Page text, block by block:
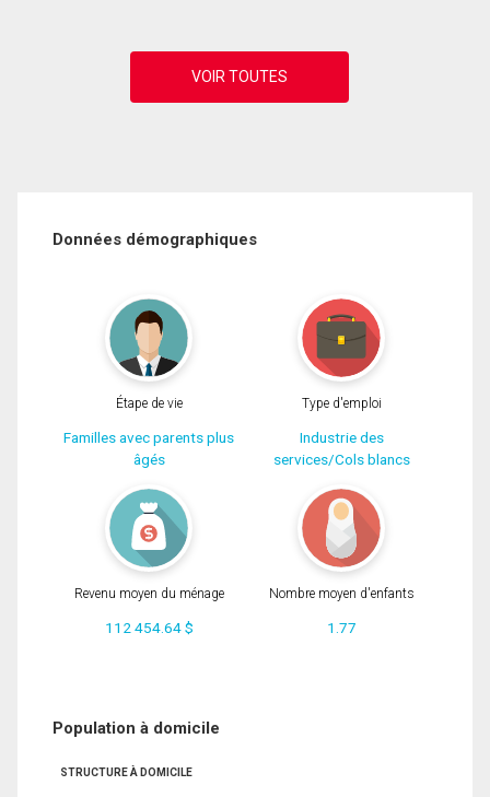
Données démographiques
Étape de vie
Familles avec parents plus
âgés
Type d'emploi
Industrie des
services/Cols blancs
Revenu moyen du ménage
112 454.64 $
Nombre moyen d'enfants
1.77
Population à domicile
STRUCTURE À DOMICILE